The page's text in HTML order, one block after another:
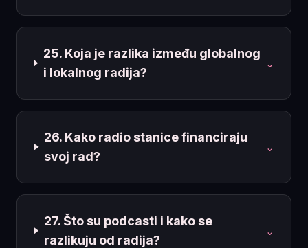
25. Koja je razlika između globalnog
i lokalnog radija?
⌄
26. Kako radio stanice financiraju
svoj rad?
⌄
27. Što su podcasti i kako se
razlikuju od radija?
⌄